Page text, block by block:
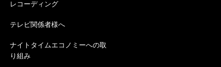
レコーディング
テレビ関係者様へ
ナイトタイムエコノミーへの取
り組み